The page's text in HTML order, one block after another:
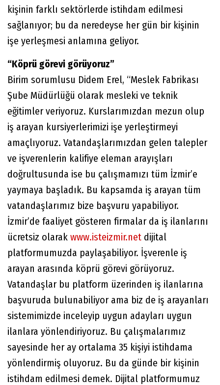
kişinin farklı sektörlerde istihdam edilmesi
sağlanıyor; bu da neredeyse her gün bir kişinin
işe yerleşmesi anlamına geliyor.
“Köprü görevi görüyoruz”
Birim sorumlusu Didem Erel, “Meslek Fabrikası
Şube Müdürlüğü olarak mesleki ve teknik
eğitimler veriyoruz. Kurslarımızdan mezun olup
iş arayan kursiyerlerimizi işe yerleştirmeyi
amaçlıyoruz. Vatandaşlarımızdan gelen talepler
ve işverenlerin kalifiye eleman arayışları
doğrultusunda ise bu çalışmamızı tüm İzmir’e
yaymaya başladık. Bu kapsamda iş arayan tüm
vatandaşlarımız bize başvuru yapabiliyor.
İzmir’de faaliyet gösteren firmalar da iş ilanlarını
ücretsiz olarak www.isteizmir.net dijital
platformumuzda paylaşabiliyor. İşverenle iş
arayan arasında köprü görevi görüyoruz.
Vatandaşlar bu platform üzerinden iş ilanlarına
başvuruda bulunabiliyor ama biz de iş arayanları
sistemimizde inceleyip uygun adayları uygun
ilanlara yönlendiriyoruz. Bu çalışmalarımız
sayesinde her ay ortalama 35 kişiyi istihdama
yönlendirmiş oluyoruz. Bu da günde bir kişinin
istihdam edilmesi demek. Dijital platformumuz